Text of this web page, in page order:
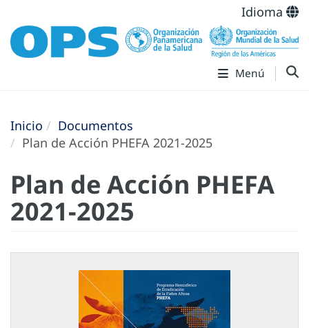
Idioma
Menú
Inicio
Documentos
Plan de Acción PHEFA 2021-2025
Plan de Acción PHEFA
2021-2025